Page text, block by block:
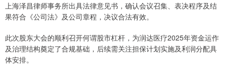
上海泽昌律师事务所出具法律意见书，确认会议召集、表决程序及结
果符合《公司法》及公司章程，决议合法有效。
此次股东大会的顺利召开何谓股市杠杆，为润达医疗2025年资金运作
及治理结构奠定了合规基础，后续需关注担保计划实施及利润分配具
体安排。